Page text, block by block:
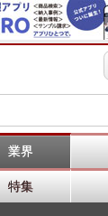
業界
特集